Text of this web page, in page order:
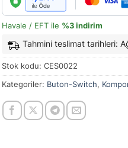
Havale / EFT ile %3 indirim
Tahmini teslimat tarihleri:
Stok kodu: CES0022
Kategoriler: Buton-Switch,